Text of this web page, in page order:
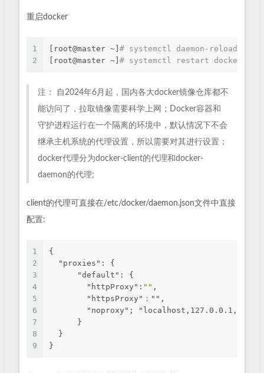
重启docker
1
2
[root@master ~] # systemctl daemon-reload
[root@master ~] # systemctl restart docker
注： 自2024年6月起，国内各大docker镜像仓库都不
能访问了，拉取镜像需要科学上网；Docker容器和
守护进程运行在一个隔离的环境中，默认情况下不会
继承主机系统的代理设置，所以需要对其进行设置；
docker代理分为docker-client的代理和docker-
daemon的代理;
client的代理可直接在/etc/docker/daemon.json文件中直接
配置:
1
2
3
4
5
6
7
8
9
{
"proxies" : {
"default" : {
"httpProxy" : "" ,
        "httpsProxy"："",
"noproxy";
      }
  }
}